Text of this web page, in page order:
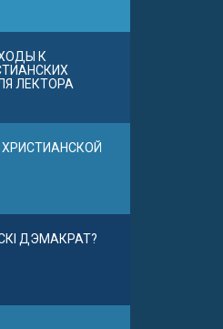
К
ЛЕКТОРА
ДЭМАКРАТ?